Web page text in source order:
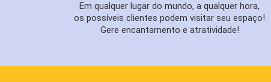
Em qualquer lugar do mundo, a qualquer hora,
os possíveis clientes podem visitar seu espaço!
Gere encantamento e atratividade!